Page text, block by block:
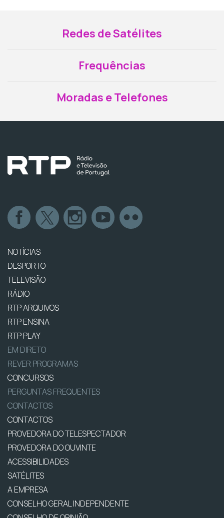
Redes de Satélites
Frequências
Moradas e Telefones
NOTÍCIAS
DESPORTO
TELEVISÃO
RÁDIO
RTP ARQUIVOS
RTP ENSINA
RTP PLAY
EM DIRETO
REVER PROGRAMAS
CONCURSOS
PERGUNTAS FREQUENTES
CONTACTOS
CONTACTOS
PROVEDORA DO TELESPECTADOR
PROVEDORA DO OUVINTE
ACESSIBILIDADES
SATÉLITES
A EMPRESA
CONSELHO GERAL INDEPENDENTE